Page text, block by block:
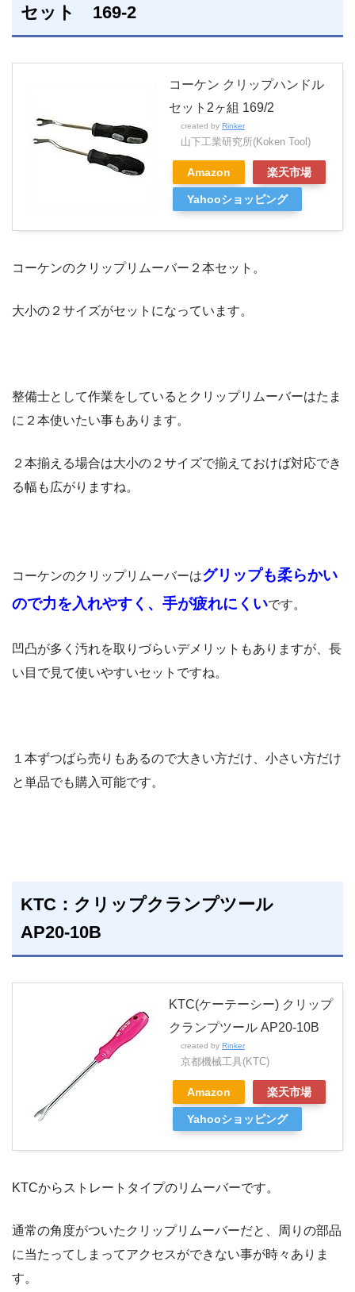
セット 169-2
コーケン クリップハンドル
セット2ヶ組 169/2
created by Rinker
山下工業研究所(Koken Tool)
Amazon 楽天市場
Yahooショッピング
コーケンのクリップリムーバー２本セット。
大小の２サイズがセットになっています。
整備士として作業をしているとクリップリムーバーはたま
に２本使いたい事もあります。
２本揃える場合は大小の２サイズで揃えておけば対応でき
る幅も広がりますね。
コーケンのクリップリムーバーはグリップも柔らかい
ので力を入れやすく、手が疲れにくいです。
凹凸が多く汚れを取りづらいデメリットもありますが、長
い目で見て使いやすいセットですね。
１本ずつばら売りもあるので大きい方だけ、小さい方だけ
と単品でも購入可能です。
KTC：クリップクランプツール
AP20-10B
KTC(ケーテーシー) クリップ
クランプツール AP20-10B
created by Rinker
京都機械工具(KTC)
Amazon 楽天市場
Yahooショッピング
KTCからストレートタイプのリムーバーです。
通常の角度がついたクリップリムーバーだと、周りの部品
に当たってしまってアクセスができない事が時々ありま
す。